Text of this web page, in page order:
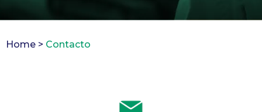
Home > Contacto